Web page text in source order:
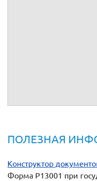
ПОЛЕЗНАЯ
Конструктор
Форма Р13001 при